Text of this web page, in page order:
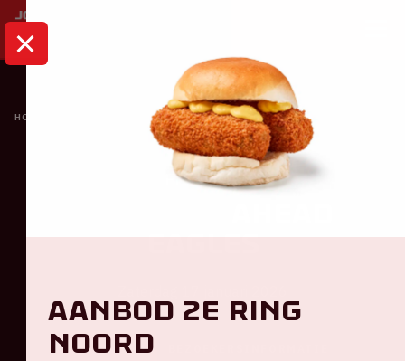
HOME AJAX - GO AHEAD EAGLES
Eredivisie
Eagles
ALGEMEEN
Aanbod 2e ring
Noord